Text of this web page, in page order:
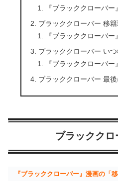
『ブラッククローバ
ブラッククローバー 移
『ブラッククローバ
ブラッククローバー い
『ブラッククローバー
ブラッククローバー 最後
ブラックク
『ブラッククローバー』漫画の「